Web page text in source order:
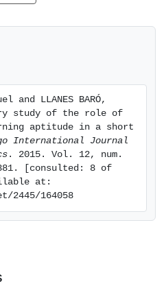
and LLANES BARÓ,
study of the role of
aptitude in a short
International Journal
. 2015. Vol. 12, num.
[consulted: 8 of
at:
164058